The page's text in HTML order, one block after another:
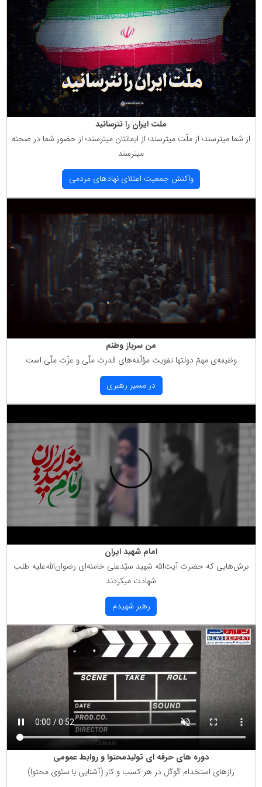
ملت ایران را نترسانید
از شما میترسند؛ از ملّت میترسند؛ از ایمانتان میترسند؛ از حضور شما در صحنه
میترسند
واكنش جمعیت اعتلای نهادهای مردمی
من سرباز وطنم
وظیفه‌ی مهمّ دولتها تقویت مؤلّفه‌های قدرت ملّی و عزّت ملّی است
در مسیر رهبری
امام شهید ایران
برش‌هایی كه حضرت آیت‌الله شهید سیّدعلی خامنه‌ای رضوان‌الله‌علیه طلب
شهادت میكردند
رهبر شهیدم
دوره های حرفه ای تولیدمحتوا و روابط عمومی
رازهای استخدام گوگل در هر كسب و كار (آشنایی با سئوی محتوا)